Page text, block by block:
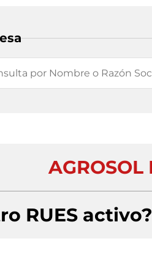
AGROSOL
RUES activo?